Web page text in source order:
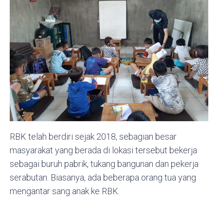
RBK telah berdiri sejak 2018, sebagian besar
masyarakat yang berada di lokasi tersebut bekerja
sebagai buruh pabrik, tukang bangunan dan pekerja
serabutan. Biasanya, ada beberapa orang tua yang
mengantar sang anak ke RBK.